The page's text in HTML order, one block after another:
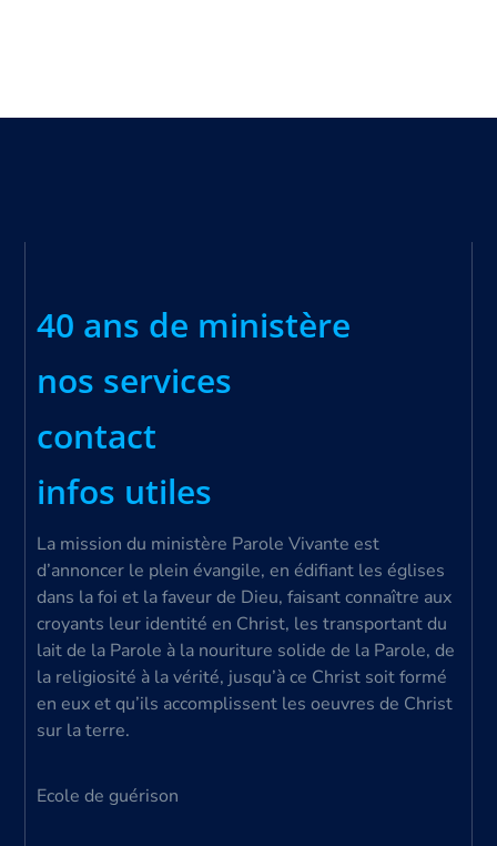
40 ans de ministère
nos services
contact
infos utiles
La mission du ministère Parole Vivante est
d’annoncer le plein évangile, en édifiant les églises
dans la foi et la faveur de Dieu, faisant connaître aux
croyants leur identité en Christ, les transportant du
lait de la Parole à la nouriture solide de la Parole, de
la religiosité à la vérité, jusqu’à ce Christ soit formé
en eux et qu’ils accomplissent les oeuvres de Christ
sur la terre.
Ecole de guérison